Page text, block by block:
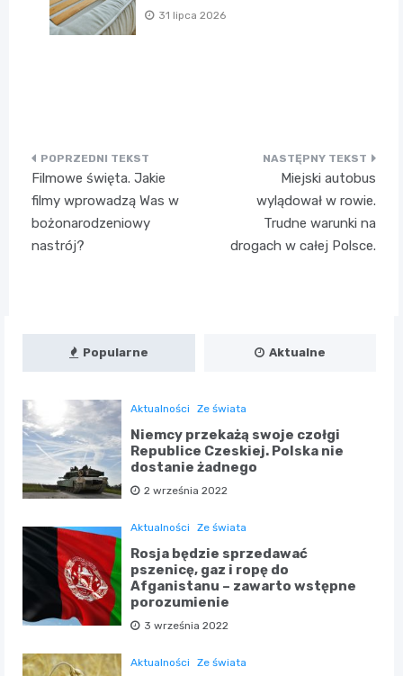
31 lipca 2026
Nawigacja
wpisu
Filmowe święta. Jakie
filmy wprowadzą Was w
bożonarodzeniowy
nastrój?
Miejski autobus
wylądował w rowie.
Trudne warunki na
drogach w całej Polsce.
Popularne Aktualne
Aktualności Ze świata
Niemcy przekażą swoje czołgi
Republice Czeskiej. Polska nie
dostanie żadnego
2 września 2022
Aktualności Ze świata
Rosja będzie sprzedawać
pszenicę, gaz i ropę do
Afganistanu – zawarto wstępne
porozumienie
3 września 2022
Aktualności Ze świata